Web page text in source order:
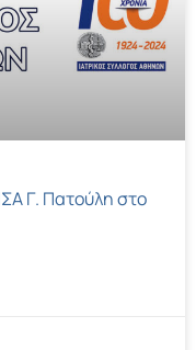
Γ. Πατούλη στο